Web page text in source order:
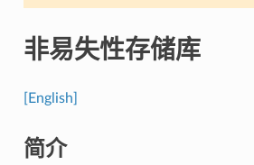
非易失性存储库
[English]
简介